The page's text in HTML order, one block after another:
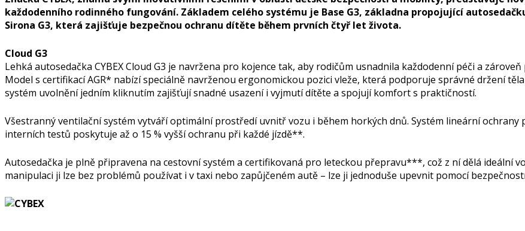
každodenního rodinného fungování. Základem celého systému je Base G3, základna propojující
Sirona G3, která zajišťuje bezpečnou ochranu dítěte během prvních čtyř let života.
Cloud G3
Lehká autosedačka CYBEX Cloud G3 je navržena pro kojence tak, aby rodičům usnadnila každodenní péči a
Model s certifikací AGR* nabízí speciálně navrženou ergonomickou pozici vleže, která podporuje správné držení
systém uvolnění jedním kliknutím zajišťují snadné usazení i vyjmutí dítěte a spojují komfort s praktičností.
Všestranný ventilační systém vytváří optimální prostředí uvnitř vozu i během horkých dnů. Systém lineární ochrany
interních testů poskytuje až o 15 % vyšší ochranu při každé jízdě**.
Autosedačka je plně připravena na cestovní systém a certifikovaná pro leteckou přepravu***, což z ní dělá ideální
manipulaci ji lze bez problémů používat i v taxi nebo zapůjčeném autě – lze ji jednoduše upevnit pomocí